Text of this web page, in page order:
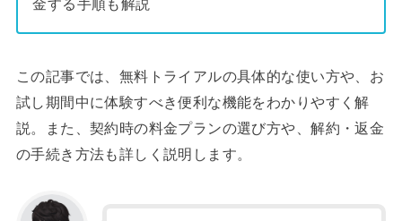
金する手順も解説
この記事では、無料トライアルの具体的な使い方や、お
試し期間中に体験すべき便利な機能をわかりやすく解
説。また、契約時の料金プランの選び方や、解約・返金
の手続き方法も詳しく説明します。